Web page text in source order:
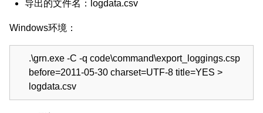
导出的文件名：logdata.csv
Windows环境：
.\grn.exe -C -q code\command\export_loggings.csp
before=2011-05-30 charset=UTF-8 title=YES >
logdata.csv